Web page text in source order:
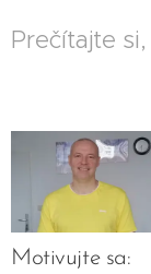
Prečítajte
Motivujte sa: